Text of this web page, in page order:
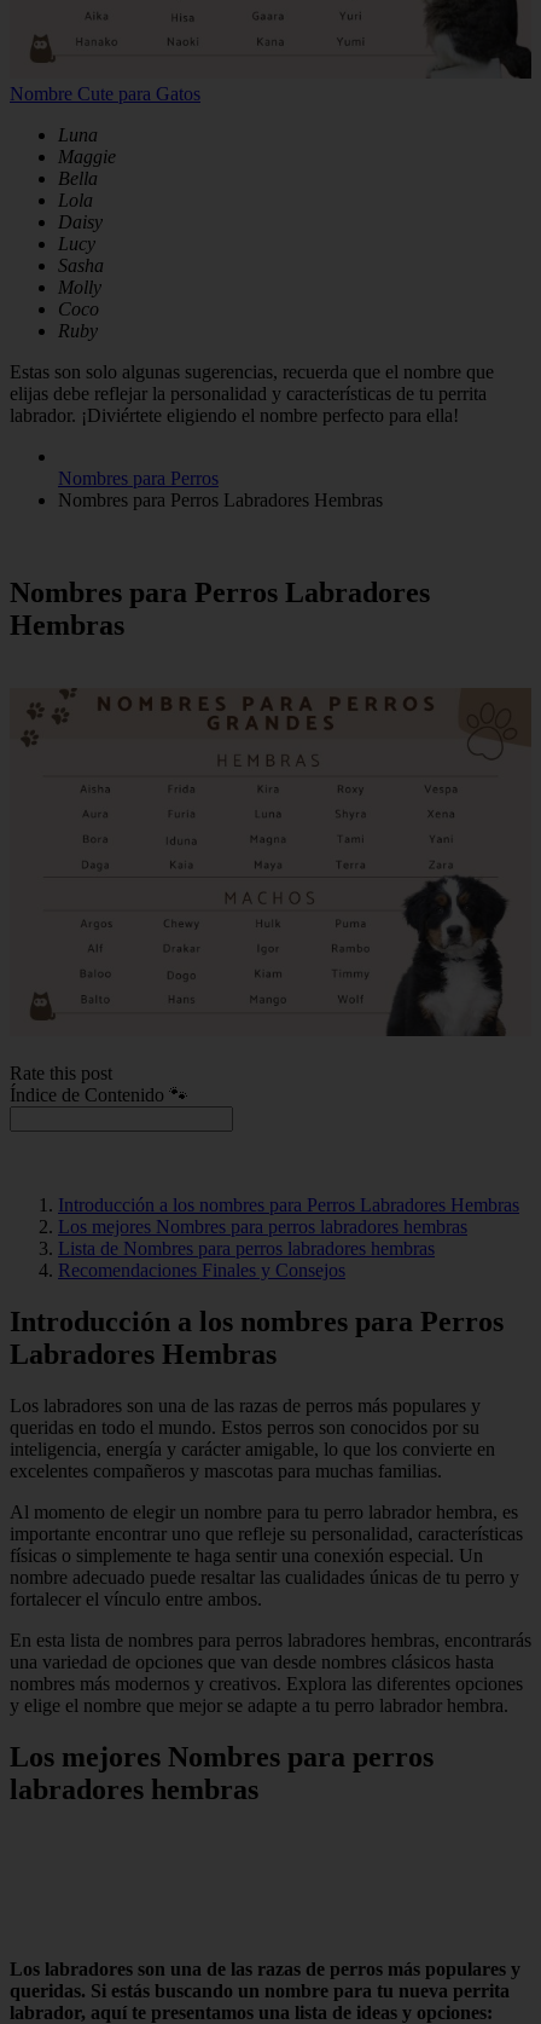
Nombre Cute para Gatos
Luna
Maggie
Bella
Lola
Daisy
Lucy
Sasha
Molly
Coco
Ruby
Estas son solo algunas sugerencias, recuerda que el nombre que
elijas debe reflejar la personalidad y características de tu perrita
labrador. ¡Diviértete eligiendo el nombre perfecto para ella!
Nombres para Perros
Nombres para Perros Labradores Hembras
Nombres para Perros Labradores
Hembras
Rate this post
Índice de Contenido 🐾
Introducción a los nombres para Perros Labradores Hembras
Los mejores Nombres para perros labradores hembras
Lista de Nombres para perros labradores hembras
Recomendaciones Finales y Consejos
Introducción a los nombres para Perros
Labradores Hembras
Los labradores son una de las razas de perros más populares y
queridas en todo el mundo. Estos perros son conocidos por su
inteligencia, energía y carácter amigable, lo que los convierte en
excelentes compañeros y mascotas para muchas familias.
Al momento de elegir un nombre para tu perro labrador hembra, es
importante encontrar uno que refleje su personalidad, características
físicas o simplemente te haga sentir una conexión especial. Un
nombre adecuado puede resaltar las cualidades únicas de tu perro y
fortalecer el vínculo entre ambos.
En esta lista de nombres para perros labradores hembras, encontrarás
una variedad de opciones que van desde nombres clásicos hasta
nombres más modernos y creativos. Explora las diferentes opciones
y elige el nombre que mejor se adapte a tu perro labrador hembra.
Los mejores Nombres para perros
labradores hembras
Los labradores son una de las razas de perros más populares y
queridas. Si estás buscando un nombre para tu nueva perrita
labrador, aquí te presentamos una lista de ideas y opciones: